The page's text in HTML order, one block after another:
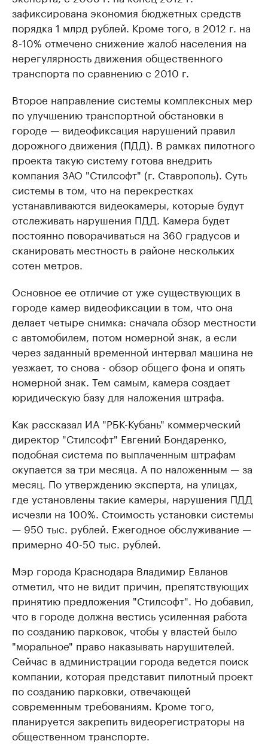
зафиксирована экономия бюджетных средств
порядка 1 млрд рублей. Кроме того, в 2012 г. на
8-10% отмечено снижение жалоб населения на
нерегулярность движения общественного
транспорта по сравнению с 2010 г.
Второе направление системы комплексных мер
по улучшению транспортной обстановки в
городе — видеофиксация нарушений правил
дорожного движения (ПДД). В рамках пилотного
проекта такую систему готова внедрить
компания ЗАО "Стилсофт" (г. Ставрополь). Суть
системы в том, что на перекрестках
устанавливаются видеокамеры, которые будут
отслеживать нарушения ПДД. Камера будет
постоянно поворачиваться на 360 градусов и
сканировать местность в районе нескольких
сотен метров.
Основное ее отличие от уже существующих в
городе камер видеофиксации в том, что она
делает четыре снимка: сначала обзор местности
с автомобилем, потом номерной знак, а если
через заданный временной интервал машина не
уезжает, то снова - обзор общего фона и опять
номерной знак. Тем самым, камера создает
юридическую базу для наложения штрафа.
Как рассказал ИА "РБК-Кубань" коммерческий
директор "Стилсофт" Евгений Бондаренко,
подобная система по выплаченным штрафам
окупается за три месяца. А по наложенным — за
месяц. По утверждению эксперта, на улицах,
где установлены такие камеры, нарушения ПДД
исчезли на 100%. Стоимость установки системы
— 950 тыс. рублей. Ежегодное обслуживание —
примерно 40-50 тыс. рублей.
Мэр города Краснодара Владимир Евланов
отметил, что не видит причин, препятствующих
принятию предложения "Стилсофт". Но добавил,
что в городе должна вестись усиленная работа
по созданию парковок, чтобы у властей было
"моральное" право наказывать нарушителей.
Сейчас в администрации города ведется поиск
компании, которая представит пилотный проект
по созданию парковки, отвечающей
современным требованиям. Кроме того,
планируется закрепить видеорегистраторы на
общественном транспорте.